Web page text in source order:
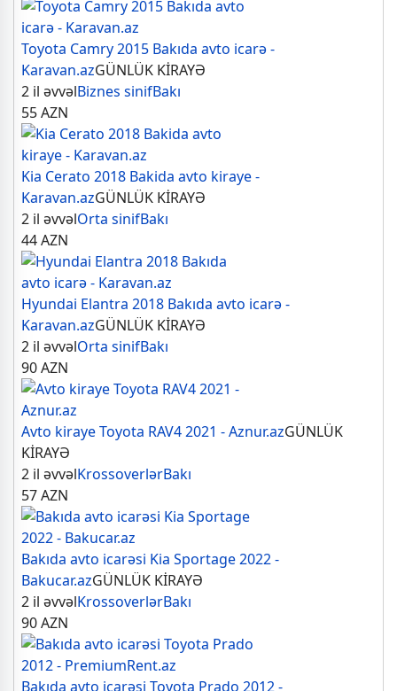
Toyota Camry 2015 Bakıda avto icarə -
Karavan.azGÜNLÜK KİRAYƏ
2 il əvvəlBiznes sinifBakı
55AZN
Kia Cerato 2018 Bakida avto kiraye -
Karavan.azGÜNLÜK KİRAYƏ
2 il əvvəlOrta sinifBakı
44AZN
Hyundai Elantra 2018 Bakıda avto icarə -
Karavan.azGÜNLÜK KİRAYƏ
2 il əvvəlOrta sinifBakı
90AZN
Avto kiraye Toyota RAV4 2021 - Aznur.azGÜNLÜK
KİRAYƏ
2 il əvvəlKrossoverlərBakı
57AZN
Bakıda avto icarəsi Kia Sportage 2022 -
Bakucar.azGÜNLÜK KİRAYƏ
2 il əvvəlKrossoverlərBakı
90AZN
Bakıda avto icarəsi Toyota Prado 2012 -